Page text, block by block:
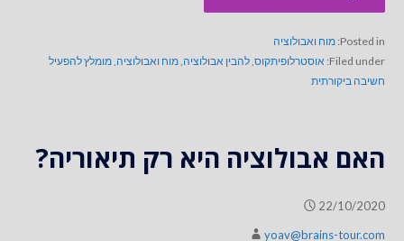
Posted in: מוח ואבולוציה
Filed under: אוסטרלופיתקוס,להבין אבולוציה,מוח ואבולוציה,מומלץ להפעיל
חשיבה ביקורתית
האם אבולוציה היא רק תיאוריה?
22/10/2020
yoav@brains-tour.com